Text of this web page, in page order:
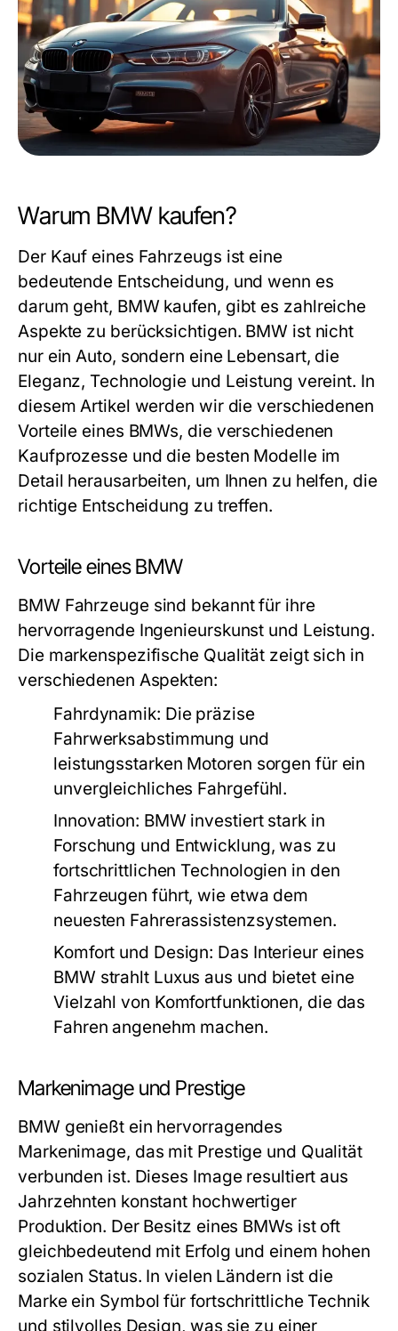
Warum BMW kaufen?
Der Kauf eines Fahrzeugs ist eine
bedeutende Entscheidung, und wenn es
darum geht, BMW kaufen, gibt es zahlreiche
Aspekte zu berücksichtigen. BMW ist nicht
nur ein Auto, sondern eine Lebensart, die
Eleganz, Technologie und Leistung vereint. In
diesem Artikel werden wir die verschiedenen
Vorteile eines BMWs, die verschiedenen
Kaufprozesse und die besten Modelle im
Detail herausarbeiten, um Ihnen zu helfen, die
richtige Entscheidung zu treffen.
Vorteile eines BMW
BMW Fahrzeuge sind bekannt für ihre
hervorragende Ingenieurskunst und Leistung.
Die markenspezifische Qualität zeigt sich in
verschiedenen Aspekten:
Fahrdynamik: Die präzise
Fahrwerksabstimmung und
leistungsstarken Motoren sorgen für ein
unvergleichliches Fahrgefühl.
Innovation: BMW investiert stark in
Forschung und Entwicklung, was zu
fortschrittlichen Technologien in den
Fahrzeugen führt, wie etwa dem
neuesten Fahrerassistenzsystemen.
Komfort und Design: Das Interieur eines
BMW strahlt Luxus aus und bietet eine
Vielzahl von Komfortfunktionen, die das
Fahren angenehm machen.
Markenimage und Prestige
BMW genießt ein hervorragendes
Markenimage, das mit Prestige und Qualität
verbunden ist. Dieses Image resultiert aus
Jahrzehnten konstant hochwertiger
Produktion. Der Besitz eines BMWs ist oft
gleichbedeutend mit Erfolg und einem hohen
sozialen Status. In vielen Ländern ist die
Marke ein Symbol für fortschrittliche Technik
und stilvolles Design, was sie zu einer